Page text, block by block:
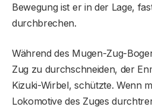
Bewegung ist er in der Lage,
durchbrechen.
Während des Mugen-Zug-
Zug zu durchschneiden, der
Kizuki-Wirbel, schützte. Wenn
Lokomotive des Zuges